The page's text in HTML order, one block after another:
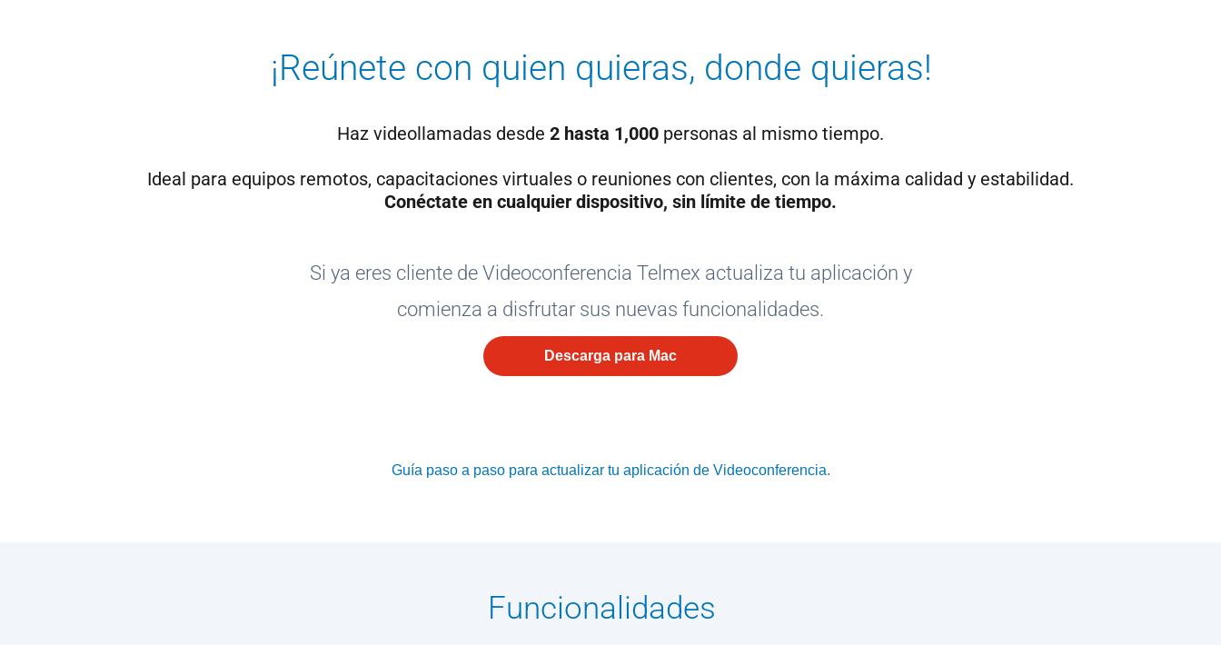
¡Reúnete con quien quieras, donde quieras!
Haz videollamadas desde 2 hasta 1,000 personas al mismo tiempo.
Ideal para equipos remotos, capacitaciones virtuales o reuniones con clientes, con la máxima calidad y estabilidad.
Conéctate en cualquier dispositivo, sin límite de tiempo.
Si ya eres cliente de Videoconferencia Telmex actualiza tu aplicación y
comienza a disfrutar sus nuevas funcionalidades.
Descarga para Mac
Guía paso a paso para actualizar tu aplicación de Videoconferencia.
Funcionalidades